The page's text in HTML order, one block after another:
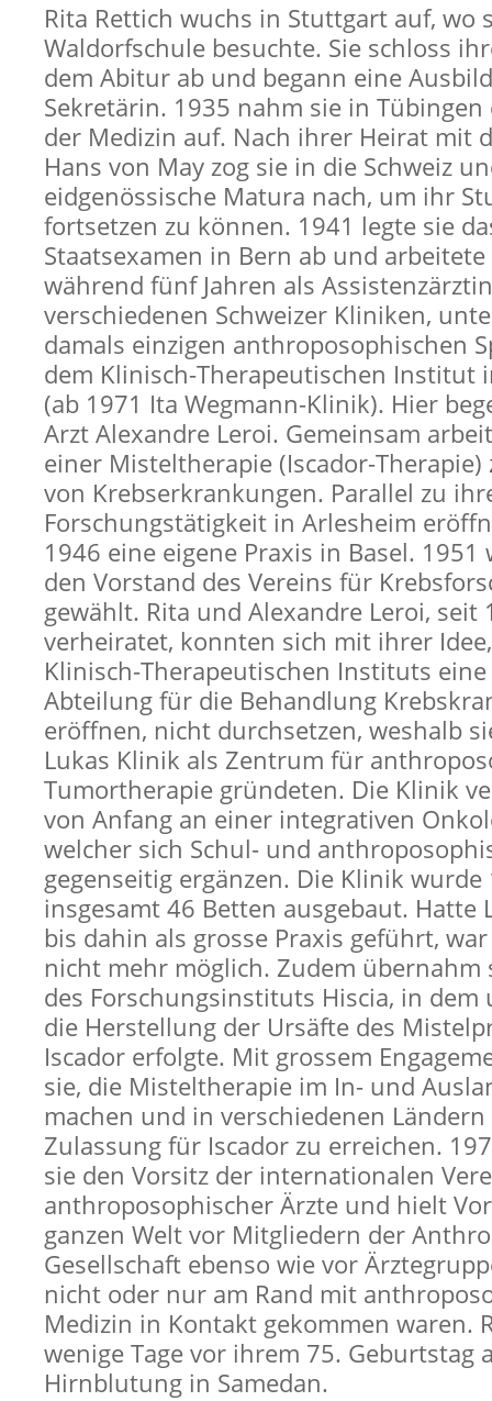
Rita Rettich wuchs in Stuttgart auf, wo
Waldorfschule besuchte. Sie schloss
dem Abitur ab und begann eine
Sekretärin. 1935 nahm sie in
der Medizin auf. Nach ihrer Heirat mit
Hans von May zog sie in die Schweiz
eidgenössische Matura nach, um ihr
fortsetzen zu können. 1941 legte sie
Staatsexamen in Bern ab und
während fünf Jahren als
verschiedenen Schweizer Kliniken,
damals einzigen anthroposophischen
dem Klinisch-Therapeutischen Institut
(ab 1971 Ita Wegmann-Klinik). Hier
Arzt Alexandre Leroi. Gemeinsam
einer Misteltherapie (Iscador-
von Krebserkrankungen. Parallel zu
Forschungstätigkeit in Arlesheim
1946 eine eigene Praxis in Basel. 1951
den Vorstand des Vereins für
gewählt. Rita und Alexandre Leroi, seit
verheiratet, konnten sich mit ihrer
Klinisch-Therapeutischen Instituts eine
Abteilung für die Behandlung
eröffnen, nicht durchsetzen, weshalb
Lukas Klinik als Zentrum für
Tumortherapie gründeten. Die Klinik
von Anfang an einer integrativen
welcher sich Schul- und
gegenseitig ergänzen. Die Klinik wurde
insgesamt 46 Betten ausgebaut. Hatte
bis dahin als grosse Praxis geführt,
nicht mehr möglich. Zudem übernahm
des Forschungsinstituts Hiscia, in
die Herstellung der Ursäfte des
Iscador erfolgte. Mit grossem
sie, die Misteltherapie im In- und
machen und in verschiedenen
Zulassung für Iscador zu erreichen.
sie den Vorsitz der internationalen
anthroposophischer Ärzte und hielt
ganzen Welt vor Mitgliedern der
Gesellschaft ebenso wie vor
nicht oder nur am Rand mit
Medizin in Kontakt gekommen waren.
wenige Tage vor ihrem 75. Geburtstag
Hirnblutung in Samedan.